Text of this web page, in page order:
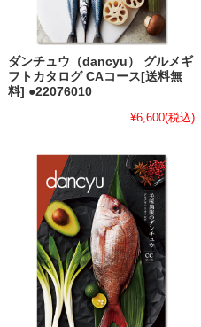
ダンチュウ（dancyu） グルメギ
フトカタログ CAコース[送料無
料] ●22076010
¥6,600(税込)